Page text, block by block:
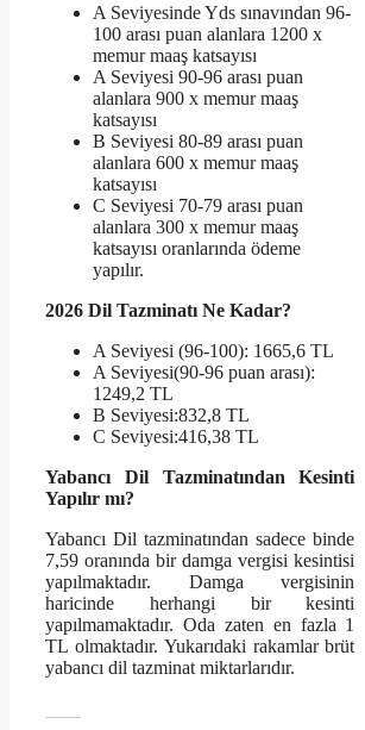
A Seviyesinde Yds sınavından 96-
100 arası puan alanlara 1200 x
memur maaş katsayısı
A Seviyesi 90-96 arası puan
alanlara 900 x memur maaş
katsayısı
B Seviyesi 80-89 arası puan
alanlara 600 x memur maaş
katsayısı
C Seviyesi 70-79 arası puan
alanlara 300 x memur maaş
katsayısı oranlarında ödeme
yapılır.
2026 Dil Tazminatı Ne Kadar?
A Seviyesi (96-100): 1665,6 TL
A Seviyesi(90-96 puan arası):
1249,2 TL
B Seviyesi:832,8 TL
C Seviyesi:416,38 TL
Yabancı Dil Tazminatından Kesinti
Yapılır mı?
Yabancı Dil tazminatından sadece binde
7,59 oranında bir damga vergisi kesintisi
yapılmaktadır. Damga vergisinin
haricinde herhangi bir kesinti
yapılmamaktadır. Oda zaten en fazla 1
TL olmaktadır. Yukarıdaki rakamlar brüt
yabancı dil tazminat miktarlarıdır.